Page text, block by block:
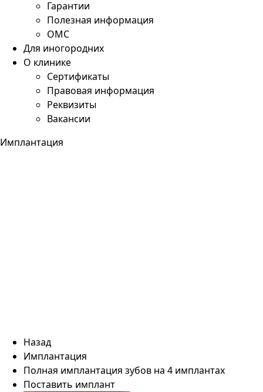
Гарантии
Полезная информация
ОМС
Для иногородних
О клинике
Сертификаты
Правовая информация
Реквизиты
Вакансии
Имплантация
Назад
Имплантация
Полная имплантация зубов на 4 имплантах
Поставить имплант